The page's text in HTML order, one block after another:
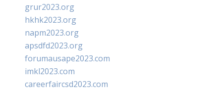
grur2023.org
hkhk2023.org
napm2023.org
apsdfd2023.org
forumausape2023.com
imkl2023.com
careerfaircsd2023.com